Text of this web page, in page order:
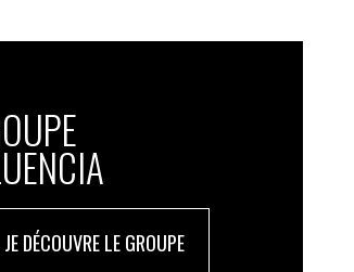
JE DÉCOUVRE LE GROUPE